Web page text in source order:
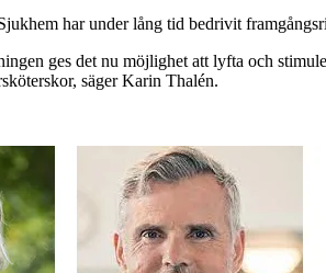
har under lång tid bedrivit
ges det nu möjlighet att lyfta och
säger Karin Thalén.